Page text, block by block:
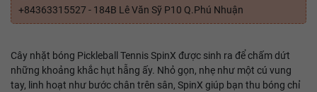
+84363315527 - 184B Lê Văn Sỹ P10 Q.Phú Nhuận
Cây nhặt bóng Pickleball Tennis SpinX được sinh ra để chấm dứt
những khoảng khắc hụt hẫng ấy. Nhỏ gọn, nhẹ như một cú vung
tay, linh hoạt như bước chân trên sân, SpinX giúp bạn thu bóng chỉ